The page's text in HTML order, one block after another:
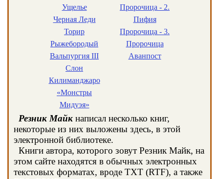
Ущелье
Черная Леди
Торир
Рыжебородый
Вальпургия III
Слон
Килиманджаро
«Монстры
Мидуэя»
Пророчица - 2.
Пифия
Пророчица - 3.
Пророчица
Аванпост
Резник Майк написал несколько книг,
некоторые из них выложены здесь, в этой
электронной библиотеке.
Книги автора, которого зовут Резник Майк, на
этом сайте находятся в обычных электронных
текстовых форматах, вроде TXT (RTF), а также